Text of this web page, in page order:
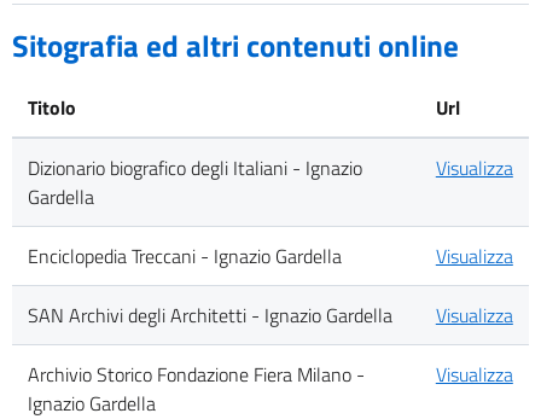
Sitografia ed altri contenuti online
Titolo Url
Dizionario biografico degli Italiani - Ignazio
Gardella
Visualizza
Enciclopedia Treccani - Ignazio Gardella Visualizza
SAN Archivi degli Architetti - Ignazio Gardella Visualizza
Archivio Storico Fondazione Fiera Milano -
Ignazio Gardella
Visualizza